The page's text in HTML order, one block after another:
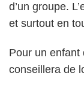
d’un groupe.
et surtout en
Pour un enfant
conseillera de